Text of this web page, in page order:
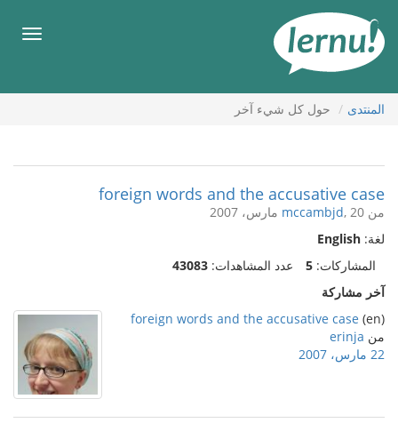
المحتويات
قائمة
المنتدى حول كل شيء آخر
foreign words and the accusative case
من mccambjd, 20 مارس، 2007
لغة: English
المشاركات: 5 عدد المشاهدات: 43083
آخر مشاركة
(en)
foreign words and the accusative case
من erinja
22 مارس، 2007